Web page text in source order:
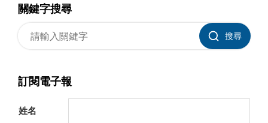
關鍵字搜尋
搜尋
訂閱電子報
姓名